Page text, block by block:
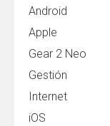
Android
Apple
Gear 2 Neo
Gestión
Internet
iOS